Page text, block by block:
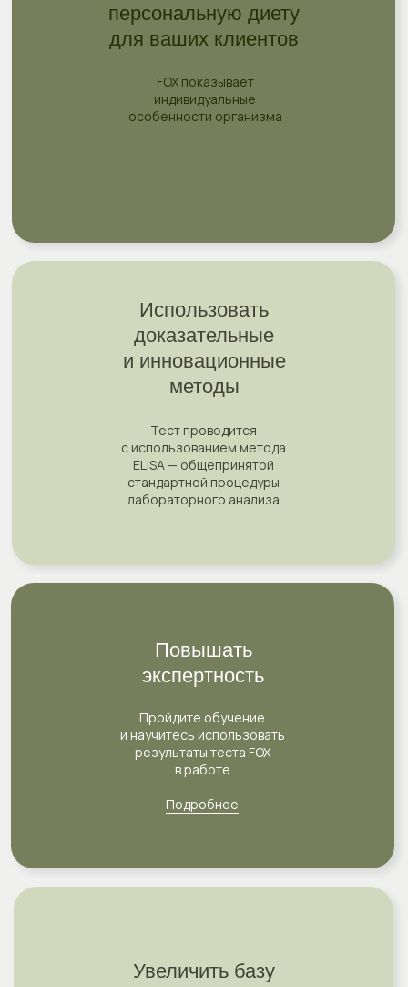
персональную диету
для ваших клиентов
FOX показывает
индивидуальные
особенности организма
Использовать
доказательные
и инновационные
методы
Тест проводится
с использованием метода
ELISA — общепринятой
стандартной процедуры
лабораторного анализа
Повышать
экспертность
Пройдите обучение
и научитесь использовать
результаты теста FOX
в работе
Подробнее
Увеличить базу